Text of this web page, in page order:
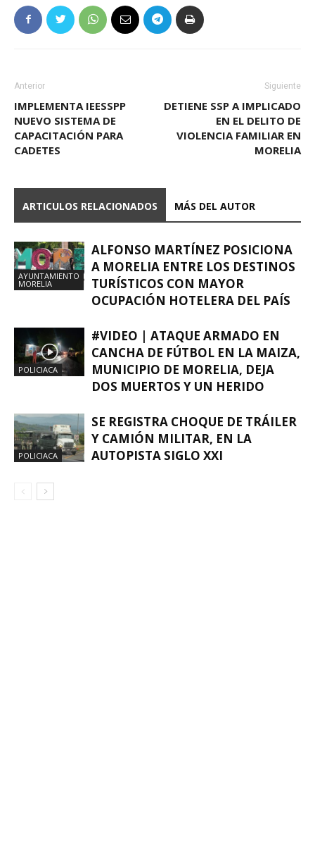
Anterior
IMPLEMENTA IEESSPP
NUEVO SISTEMA DE
CAPACITACIÓN PARA
CADETES
Siguiente
DETIENE SSP A IMPLICADO
EN EL DELITO DE
VIOLENCIA FAMILIAR EN
MORELIA
ARTICULOS RELACIONADOS MÁS DEL AUTOR
AYUNTAMIENTO
MORELIA
ALFONSO MARTÍNEZ POSICIONA
A MORELIA ENTRE LOS DESTINOS
TURÍSTICOS CON MAYOR
OCUPACIÓN HOTELERA DEL PAÍS
POLICIACA
#VIDEO | ATAQUE ARMADO EN
CANCHA DE FÚTBOL EN LA MAIZA,
MUNICIPIO DE MORELIA, DEJA
DOS MUERTOS Y UN HERIDO
POLICIACA
SE REGISTRA CHOQUE DE TRÁILER
Y CAMIÓN MILITAR, EN LA
AUTOPISTA SIGLO XXI